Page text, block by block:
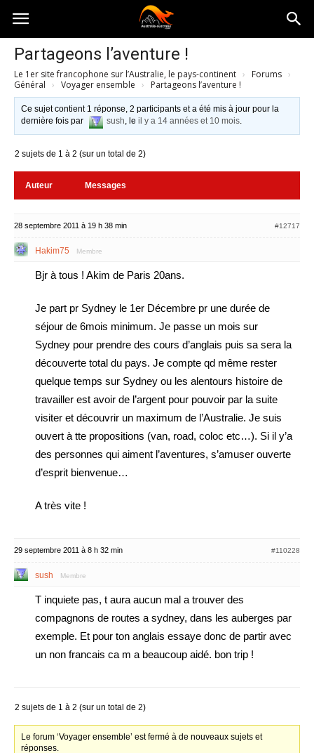
Australia-
australie.com
Partageons l’aventure !
Le 1er site francophone sur l’Australie, le pays-continent › Forums ›
Général › Voyager ensemble › Partageons l’aventure !
Ce sujet contient 1 réponse, 2 participants et a été mis à jour pour la
dernière fois par
sush, leil y a 14 années et 10 mois.
2 sujets de 1 à 2 (sur un total de 2)
Auteur Messages
28 septembre 2011 à 19 h 38 min #12717
Hakim75 Membre
Bjr à tous ! Akim de Paris 20ans.
Je part pr Sydney le 1er Décembre pr une durée de
séjour de 6mois minimum. Je passe un mois sur
Sydney pour prendre des cours d’anglais puis sa sera la
découverte total du pays. Je compte qd même rester
quelque temps sur Sydney ou les alentours histoire de
travailler est avoir de l’argent pour pouvoir par la suite
visiter et découvrir un maximum de l’Australie. Je suis
ouvert à tte propositions (van, road, coloc etc…). Si il y’a
des personnes qui aiment l’aventures, s’amuser ouverte
d’esprit bienvenue…
A très vite !
29 septembre 2011 à 8 h 32 min #110228
sush Membre
T inquiete pas, t aura aucun mal a trouver des
compagnons de routes a sydney, dans les auberges par
exemple. Et pour ton anglais essaye donc de partir avec
un non francais ca m a beaucoup aidé. bon trip !
2 sujets de 1 à 2 (sur un total de 2)
Le forum ‘Voyager ensemble’ est fermé à de nouveaux sujets et
réponses.